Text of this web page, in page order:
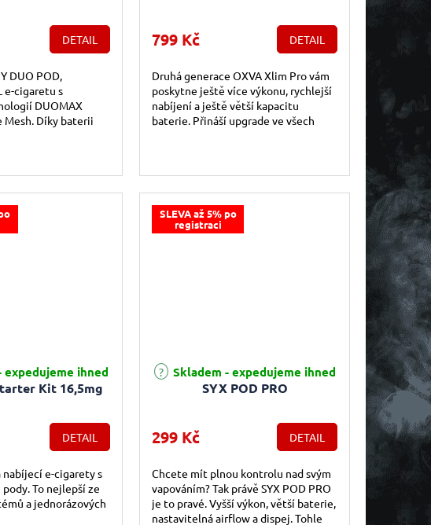
DETAIL
DUO POD,
e-cigaretu s
DUOMAX
Mesh. Díky baterii
799 Kč DETAIL
Druhá generace OXVA Xlim Pro vám
poskytne ještě více výkonu, rychlejší
nabíjení a ještě větší kapacitu
baterie. Přináší upgrade ve všech
Kit 16,5mg
produktu je 5,0 z 5 hvězdiček.
expedujeme ihned
DETAIL
nabíjecí e-cigarety s
To nejlepší ze
a jednorázových
SLEVA až 5% po
registraci
SYX POD PRO
Skladem - expedujeme ihned
299 Kč DETAIL
Chcete mít plnou kontrolu nad svým
vapováním? Tak právě SYX POD PRO
je to pravé. Vyšší výkon, větší baterie,
nastavitelná airflow a dispej. Tohle